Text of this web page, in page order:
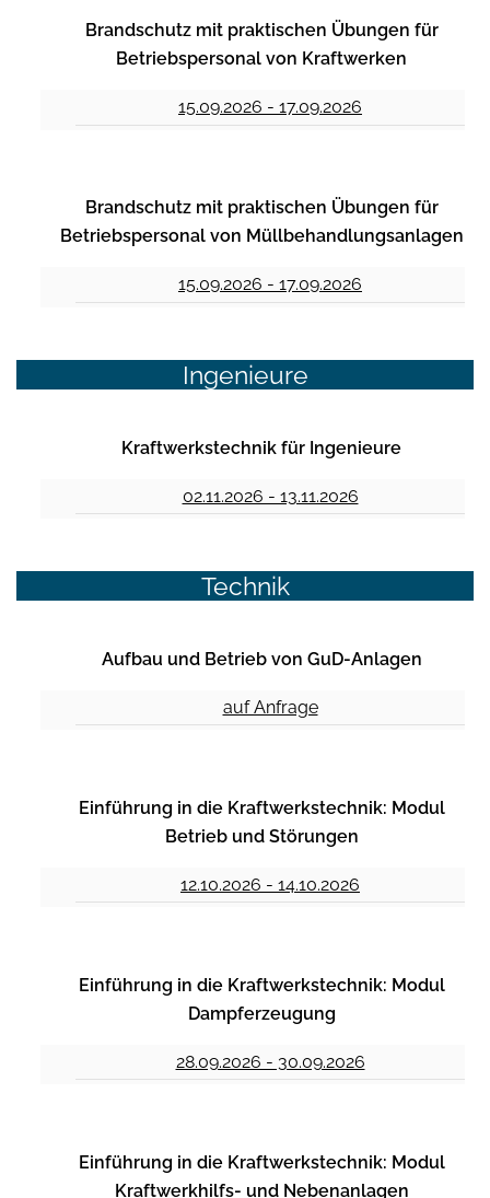
Brandschutz mit praktischen Übungen für
Betriebspersonal von Kraftwerken
15.09.2026 - 17.09.2026
Brandschutz mit praktischen Übungen für
Betriebspersonal von Müllbehandlungsanlagen
15.09.2026 - 17.09.2026
Ingenieure
Kraftwerkstechnik für Ingenieure
02.11.2026 - 13.11.2026
Technik
Aufbau und Betrieb von GuD-Anlagen
auf Anfrage
Einführung in die Kraftwerkstechnik: Modul
Betrieb und Störungen
12.10.2026 - 14.10.2026
Einführung in die Kraftwerkstechnik: Modul
Dampferzeugung
28.09.2026 - 30.09.2026
Einführung in die Kraftwerkstechnik: Modul
Kraftwerkhilfs- und Nebenanlagen